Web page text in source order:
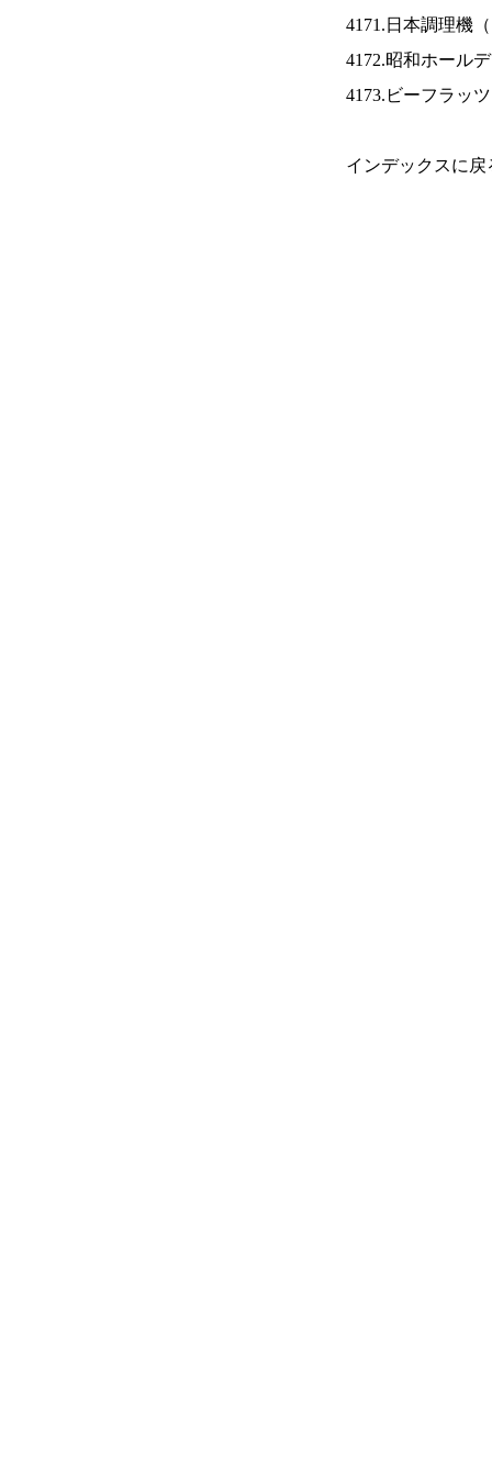
4171.日本調理機（
4172.昭和ホール
4173.ビーフラッ
インデックスに戻